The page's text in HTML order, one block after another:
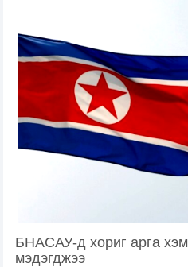
БНАСАУ-д хориг арга
мэдэгджээ